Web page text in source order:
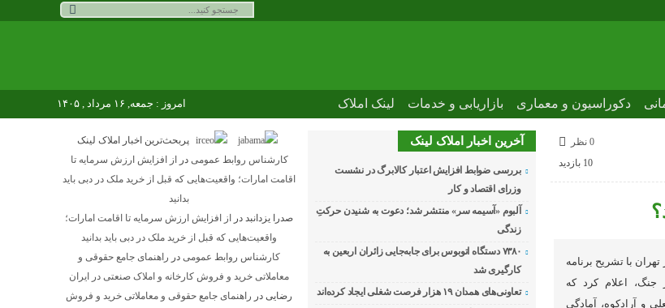
دکوراسیون و معماری بازاریابی و خدمات لینک املاک امروز : جمعه, ۱۶ مرداد , ۱۴۰۵
0 نظر
10 بازدید
با تشریح برنامه
جنگ، اعلام کرد که
و آرادکوه، آمادگی
آخرین اخبار املاک لینک
بررسی ضوابط افزایش اعتبار کالابرگ در نشست
وزرای اقتصاد و کار
آلبوم «آسیمه سر» منتشر شد؛ دعوت به شنیدن حرکتِ
زندگی
۷۳۸۰ دستگاه اتوبوس برای جابه‌جایی زائران اربعین به‌
کارگیری شد
تعاونی‌های همدان ۱۹ هزار فرصت شغلی ایجاد کرده‌اند
پربحث‌ترین اخبار املاک لینک
کارشناس روابط عمومی در
از افزایش ارزش سرمایه تا
اقامت امارات؛ واقعیت‌هایی که قبل از خرید ملک در دبی باید
بدانید
صدرا یزدانبددر
از افزایش ارزش سرمایه تا اقامت امارات؛
واقعیت‌هایی که قبل از خرید ملک در دبی باید بدانید
کارشناس روابط عمومیدر راهنمای جامع حقوقی و
معاملاتی خرید و فروش کارخانه و املاک صنعتی در ایران
رضاییدر راهنمای جامع حقوقی و معاملاتی خرید و فروش